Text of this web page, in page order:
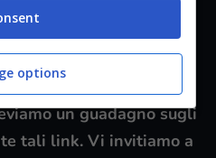
aqueste tre scrivanie da
.
di affiliazione:
un guadagno sugli
tali link. Vi invitiamo a
options